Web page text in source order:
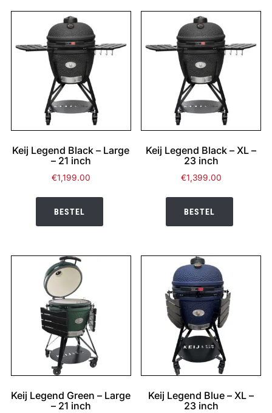
Keij Legend Black – Large
– 21 inch
€1,199.00
BESTEL
Keij Legend Black – XL –
23 inch
€1,399.00
BESTEL
Keij Legend Green – Large
– 21 inch
Keij Legend Blue – XL –
23 inch